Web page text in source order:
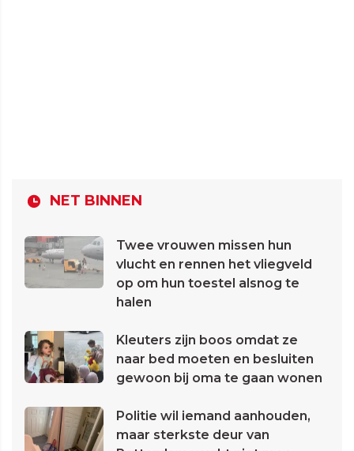
NET BINNEN
Twee vrouwen missen hun
vlucht en rennen het vliegveld
op om hun toestel alsnog te
halen
Kleuters zijn boos omdat ze
naar bed moeten en besluiten
gewoon bij oma te gaan wonen
Politie wil iemand aanhouden,
maar sterkste deur van